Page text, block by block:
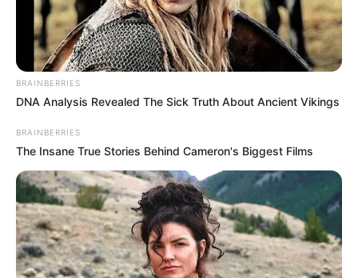
την άμεση δράση μετά από καταδίωξη – Βγήκε
από τη φυλακή και έκλεβε αυτοκίνητα
·1 min read
03 ΕΛΛΆΔΑ
Σοβαρό τροχαίο ατύχημα στην Εύβοια με
ύψος στον δρόμο Προκόπι – Ψαχνά (ΦΩΤΟ –
ΒΙΝΤΕΟ)
04 ΑΣΤΥΝΟΜΙΚΆ
Απάτη- μαμούθ σε βάρος του ΕΟΠΥΥ: Δύο γιατροί
και τρεις φαρμακοποιοί προφυλακίστηκαν
20/09/2024, 18:16 1 min read
BRAINBERRIES
DNA Analysis Revealed The Sick Truth About Ancient Vikings
BRAINBERRIES
The Insane True Stories Behind Cameron's Biggest Films